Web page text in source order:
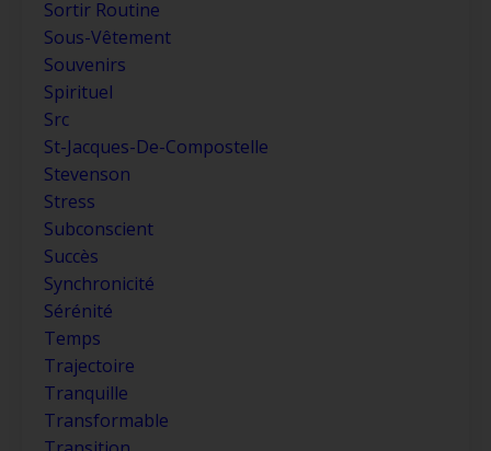
Sortir Routine
Sous-Vêtement
Souvenirs
Spirituel
Src
St-Jacques-De-Compostelle
Stevenson
Stress
Subconscient
Succès
Synchronicité
Sérénité
Temps
Trajectoire
Tranquille
Transformable